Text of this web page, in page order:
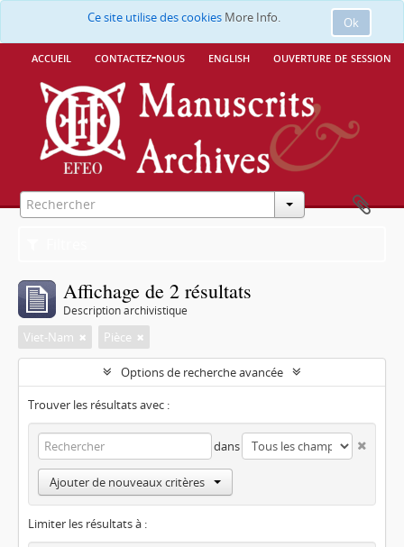
Ok
Ce site utilise des cookies More Info.
accueil contactez-nous english ouverture de session
Affichage de 2 résultats
Description archivistique
Viet-Nam Pièce
Options de recherche avancée
Trouver les résultats avec :
dans
Ajouter de nouveaux critères
Limiter les résultats à :